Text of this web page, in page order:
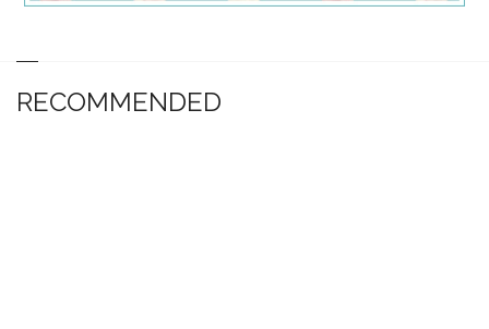
RECOMMENDED